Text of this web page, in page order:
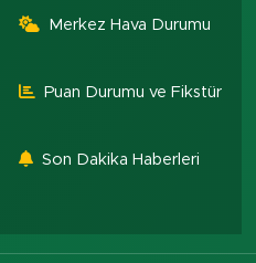
Merkez Hava Durumu
Puan Durumu ve Fikstür
Son Dakika Haberleri